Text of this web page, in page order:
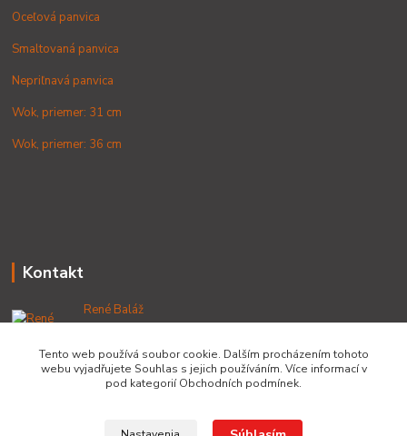
Oceľová panvica
Smaltovaná panvica
Nepriľnavá panvica
Wok, priemer: 31 cm
Wok, priemer: 36 cm
Kontakt
René Baláž
+421 902 212 007
od 8:00 - do 16:00 hod
info@lacnekotliky.sk
Tento web používá soubor cookie. Dalším procházením tohoto
webu vyjadřujete Souhlas s jejich používáním. Více informací v
pod kategorií Obchodních podmínek.